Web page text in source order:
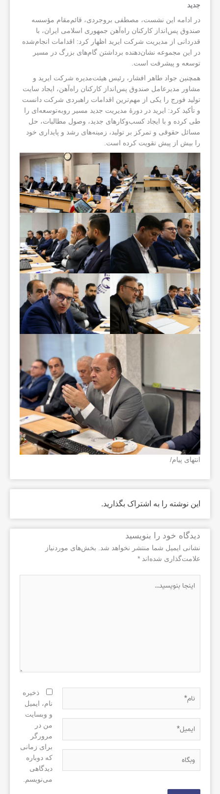
جدید
در ادامه این نشست، مصطفی بروجردی، قائم‌مقام مؤسسه
صندوق پس‌انداز کارکنان راه‌آهن جمهوری اسلامی ایران، با
قدردانی از مدیریت شرکت ایرید اظهار کرد: اقدامات انجام‌شده
در این مجموعه نشان‌دهنده برداشتن گام‌های بزرگ در مسیر
توسعه و پیشرفت است.
همچنین جواد طاهر افشار، رئیس هیئت‌مدیره شرکت ایرید و
مشاور مدیرعامل صندوق پس‌انداز کارکنان راه‌آهن، ایجاد سایت
تولید فورج را یکی از مهم‌ترین اقدامات راهبردی شرکت دانست
و تأکید کرد: ایرید در دورهٔ مدیریت جدید مسیر روبه‌توسعه‌ای را
طی کرده و با ایجاد کسب‌وکارهای جدید، وصول مطالبات، حل
مسائل حقوقی و تمرکز بر تولید، زمینه‌های رشد و پایداری خود
را بیش از پیش تقویت کرده است.
انتهای پیام/
این نوشته را به اشتراک بگذارید.
دیدگاه‌ خود را بنویسید
نشانی ایمیل شما منتشر نخواهد شد. بخش‌های موردنیاز
علامت‌گذاری شده‌اند *
بنویسید…
ذخیره
نام، ایمیل
و وبسایت
من در
مرورگر
برای زمانی
که دوباره
دیدگاهی
می‌نویسم.